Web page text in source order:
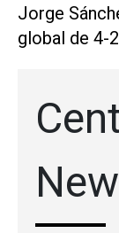
Jorge
global de 4-